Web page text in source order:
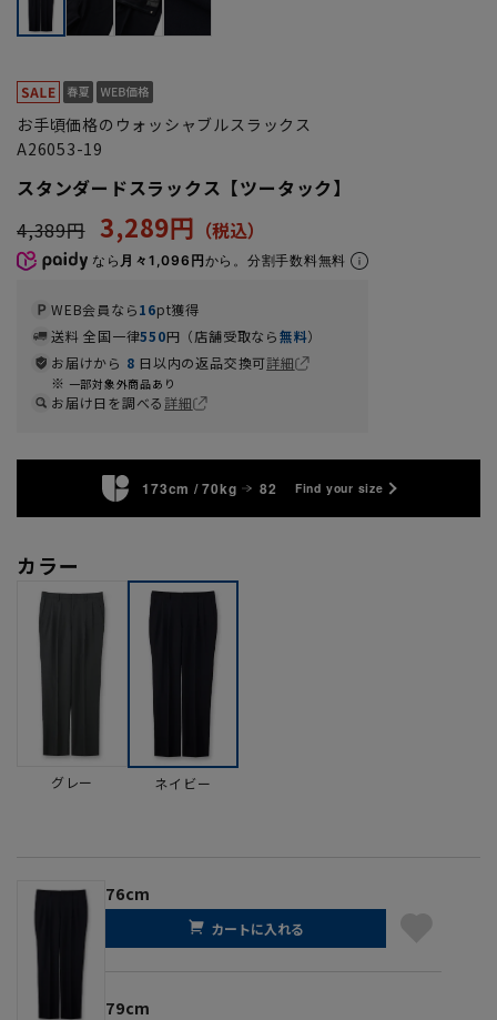
お手頃価格のウォッシャブルスラックス
A26053-19
スタンダードスラックス【ツータック】
4,389円 3,289円
なら 月々1,096円から。分割手数料無料
WEB会員なら16pt獲得
送料 全国一律550円（店舗受取なら無料）
お届けから 8 日以内の返品交換可詳細
一部対象外商品あり
お届け日を調べる詳細
173cm / 70kg 82 Find your size
カラー
グレー ネイビー
76cm
カートに入れる
79cm